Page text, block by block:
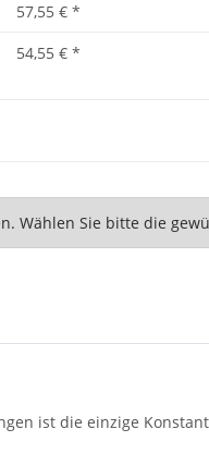
57,55 € *
54,55 € *
Wählen Sie bitte die
ist die einzige